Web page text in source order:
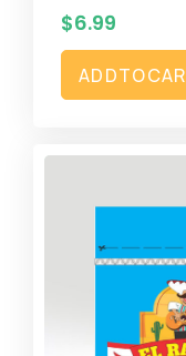
$6.99
ADDTOCAR